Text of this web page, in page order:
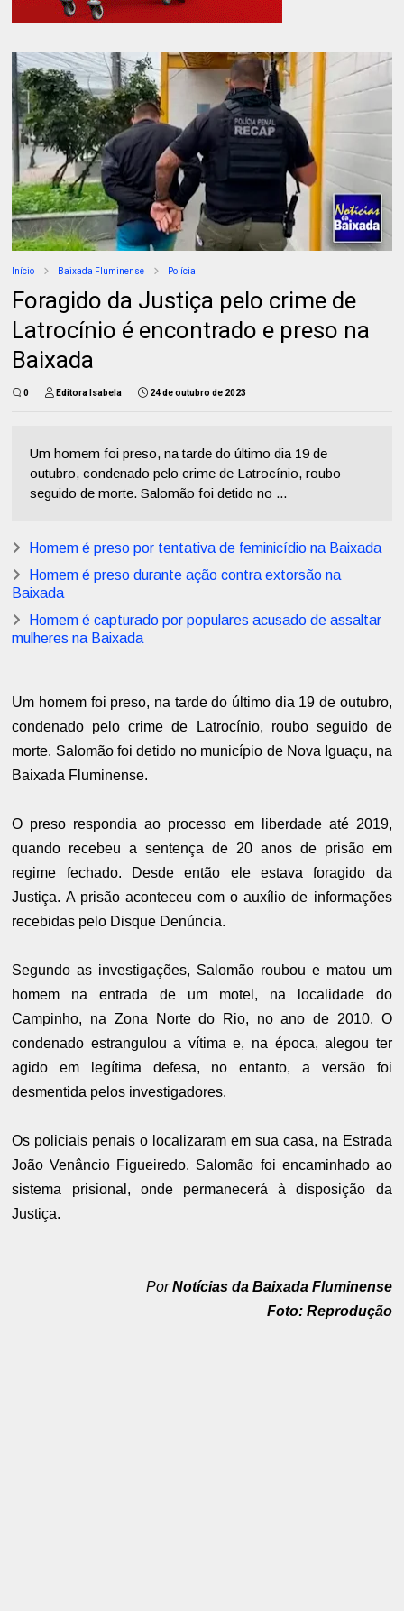
Início Baixada Fluminense Polícia
Foragido da Justiça pelo crime de
Latrocínio é encontrado e preso na
Baixada
0 Editora Isabela 24 de outubro de 2023
Um homem foi preso, na tarde do último dia 19 de
outubro, condenado pelo crime de Latrocínio, roubo
seguido de morte. Salomão foi detido no ...
Homem é preso por tentativa de feminicídio na Baixada
Homem é preso durante ação contra extorsão na
Baixada
Homem é capturado por populares acusado de assaltar
mulheres na Baixada
Um homem foi preso, na tarde do último dia 19 de outubro,
condenado pelo crime de Latrocínio, roubo seguido de
morte. Salomão foi detido no município de Nova Iguaçu, na
Baixada Fluminense.
O preso respondia ao processo em liberdade até 2019,
quando recebeu a sentença de 20 anos de prisão em
regime fechado. Desde então ele estava foragido da
Justiça. A prisão aconteceu com o auxílio de informações
recebidas pelo Disque Denúncia.
Segundo as investigações, Salomão roubou e matou um
homem na entrada de um motel, na localidade do
Campinho, na Zona Norte do Rio, no ano de 2010. O
condenado estrangulou a vítima e, na época, alegou ter
agido em legítima defesa, no entanto, a versão foi
desmentida pelos investigadores.
Os policiais penais o localizaram em sua casa, na Estrada
João Venâncio Figueiredo. Salomão foi encaminhado ao
sistema prisional, onde permanecerá à disposição da
Justiça.
PorNotícias da Baixada Fluminense
Foto: Reprodução